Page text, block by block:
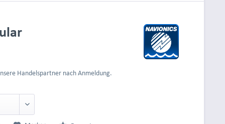
Handelspartner nach Anmeldung.